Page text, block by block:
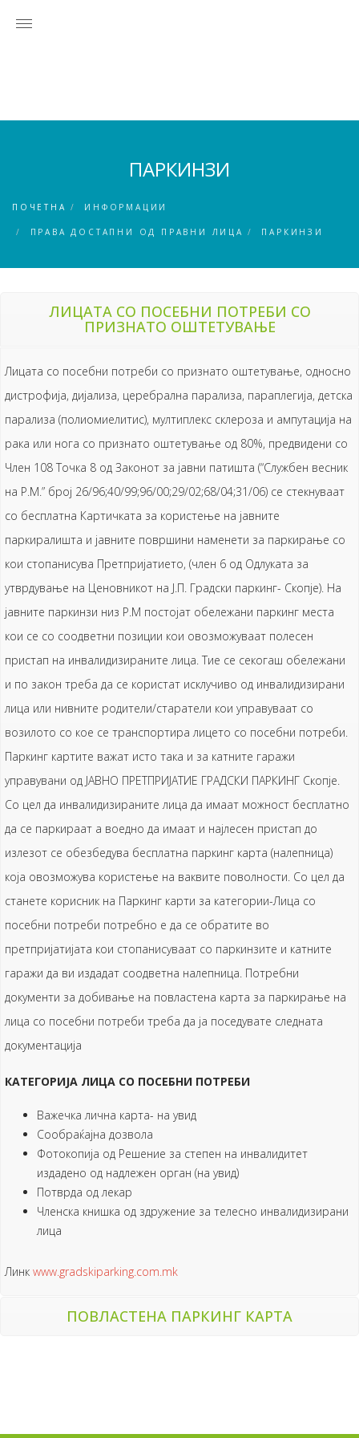
ПАРКИНЗИ
ПОЧЕТНА ИНФОРМАЦИИ
ПРАВА ДОСТАПНИ ОД ПРАВНИ ЛИЦА ПАРКИНЗИ
ЛИЦАТА СО ПОСЕБНИ ПОТРЕБИ СО
ПРИЗНАТО ОШТЕТУВАЊЕ
Лицата со посебни потреби со признато оштетување, односно
дистрофија, дијализа, церебрална парализа, параплегија, детска
парализа (полиомиелитис), мултиплекс склероза и ампутација на
рака или нога со признато оштетување од 80%, предвидени со
Член 108 Точка 8 од Законот за јавни патишта (“Службен весник
на Р.М.” број 26/96;40/99;96/00;29/02;68/04;31/06) се стекнуваат
со бесплатна Картичката за користење на јавните
паркиралишта и јавните површини наменети за паркирање со
кои стопанисува Претпријатието, (член 6 од Одлуката за
утврдување на Ценовникот на Ј.П. Градски паркинг- Скопје). На
јавните паркинзи низ Р.М постојат обележани паркинг места
кои се со соодветни позиции кои овозможуваат полесен
пристап на инвалидизираните лица. Тие се секогаш обележани
и по закон треба да се користат исклучиво од инвалидизирани
лица или нивните родители/старатели кои управуваат со
возилото со кое се транспортира лицето со посебни потреби.
Паркинг картите важат исто така и за катните гаражи
управувани од ЈАВНО ПРЕТПРИЈАТИЕ ГРАДСКИ ПАРКИНГ Скопје.
Со цел да инвалидизираните лица да имаат можност бесплатно
да се паркираат а воедно да имаат и најлесен пристап до
излезот се обезбедува бесплатна паркинг карта (налепница)
која овозможува користење на ваквите поволности. Со цел да
станете корисник на Паркинг карти за категории-Лица со
посебни потреби потребно е да се обратите во
претпријатијата кои стопанисуваат со паркинзите и катните
гаражи да ви издадат соодветна налепница. Потребни
документи за добивање на повластена карта за паркирање на
лица со посебни потреби треба да ја поседувате следната
документација
КАТЕГОРИЈА ЛИЦА СО ПОСЕБНИ ПОТРЕБИ
Важечка лична карта- на увид
Сообраќајна дозвола
Фотокопија од Решение за степен на инвалидитет
издадено од надлежен орган (на увид)
Потврда од лекар
Членска книшка од здружение за телесно инвалидизирани
лица
Линк www.gradskiparking.com.mk
ПОВЛАСТЕНА ПАРКИНГ КАРТА